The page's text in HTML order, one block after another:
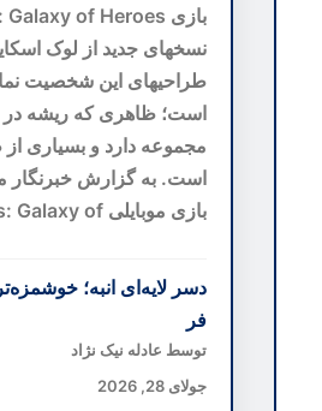
به
سوی
پیشگیری
پیش
از
بحران
نسخهای جدید از لوک
طراحیهای این شخصیت
است؛ ظاهری که ریشه در
مجموعه دارد و بسیاری از
است. به گزارش خبرنگار
بازی موبایلی Star Wars: Galaxy of…
بازطراحی
لوک
اسکایواکر
دسر لایه‌ای انبه؛
فر
توسط عادله نیک نژاد
جولای 28, 2026